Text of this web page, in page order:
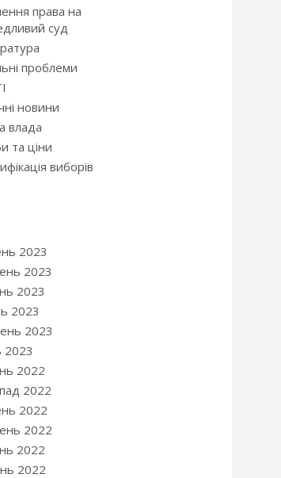
права на
суд
проблеми
новини
влада
та ціни
виборів
2023
2023
2023
2023
2023
2023
2022
2022
2022
2022
2022
2022